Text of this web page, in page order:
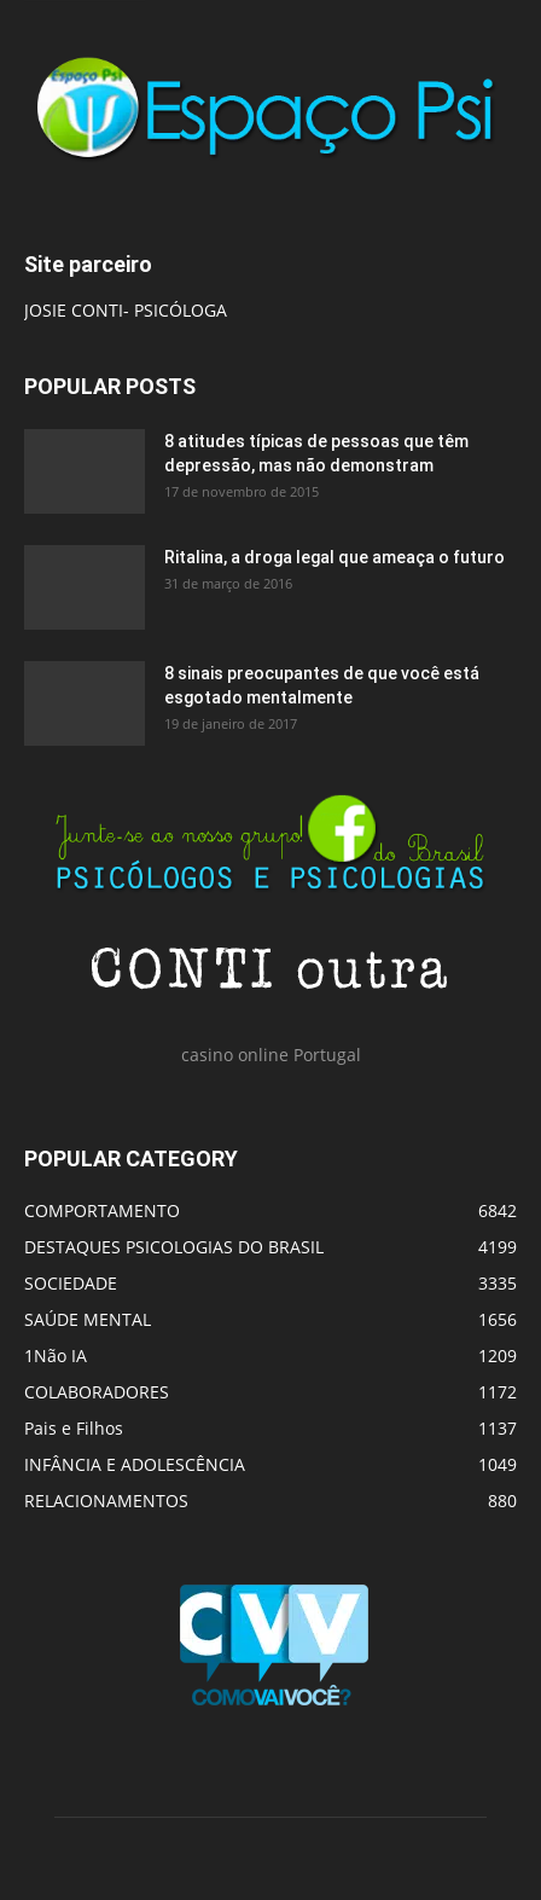
Site parceiro
JOSIE CONTI- PSICÓLOGA
POPULAR POSTS
8 atitudes típicas de pessoas que têm
depressão, mas não demonstram
17 de novembro de 2015
Ritalina, a droga legal que ameaça o futuro
31 de março de 2016
8 sinais preocupantes de que você está
esgotado mentalmente
19 de janeiro de 2017
casino online Portugal
POPULAR CATEGORY
COMPORTAMENTO
6842
DESTAQUES PSICOLOGIAS DO BRASIL
4199
SOCIEDADE
3335
SAÚDE MENTAL
1656
1Não IA
1209
COLABORADORES
1172
Pais e Filhos
1137
INFÂNCIA E ADOLESCÊNCIA
1049
RELACIONAMENTOS
880